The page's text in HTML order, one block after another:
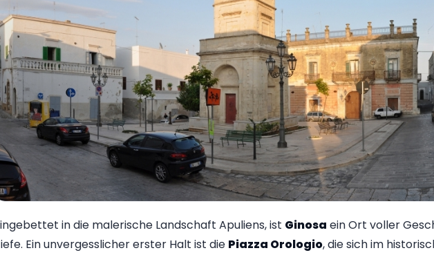
in die malerische Landschaft Apuliens, ist Ginosa ein Ort voller
Ein unvergesslicher erster Halt ist die Piazza Orologio, die sich im